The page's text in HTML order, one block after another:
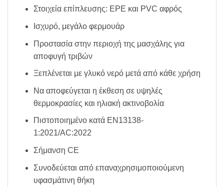
Στοιχεία επίπλευσης: EPE και PVC αφρός
Ισχυρό, μεγάλο φερμουάρ
Προστασία στην περιοχή της μασχάλης για
αποφυγή τριβών
Ξεπλένεται με γλυκό νερό μετά από κάθε χρήση
Να αποφεύγεται η έκθεση σε υψηλές
θερμοκρασίες και ηλιακή ακτινοβολία
Πιστοποιημένο κατά EN13138-
1:2021/AC:2022
Σήμανση CE
Συνοδεύεται από επαναχρησιμοποιούμενη
υφασμάτινη θήκη